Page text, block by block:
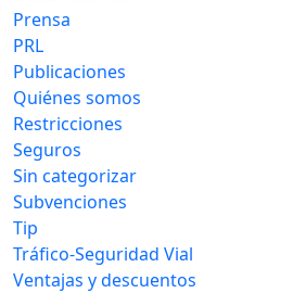
Prensa
PRL
Publicaciones
Quiénes somos
Restricciones
Seguros
Sin categorizar
Subvenciones
Tip
Tráfico-Seguridad Vial
Ventajas y descuentos